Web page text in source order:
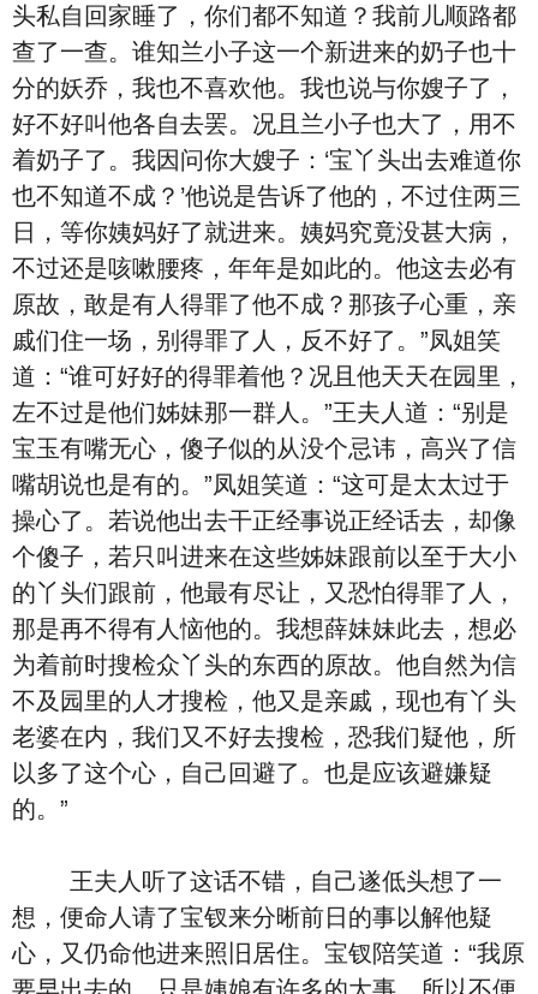
头私自回家睡了，你们都不知道？我前儿顺路都
查了一查。谁知兰小子这一个新进来的奶子也十
分的妖乔，我也不喜欢他。我也说与你嫂子了，
好不好叫他各自去罢。况且兰小子也大了，用不
着奶子了。我因问你大嫂子：‘宝丫头出去难道你
也不知道不成？’他说是告诉了他的，不过住两三
日，等你姨妈好了就进来。姨妈究竟没甚大病，
不过还是咳嗽腰疼，年年是如此的。他这去必有
原故，敢是有人得罪了他不成？那孩子心重，亲
戚们住一场，别得罪了人，反不好了。”凤姐笑
道：“谁可好好的得罪着他？况且他天天在园里，
左不过是他们姊妹那一群人。”王夫人道：“别是
宝玉有嘴无心，傻子似的从没个忌讳，高兴了信
嘴胡说也是有的。”凤姐笑道：“这可是太太过于
操心了。若说他出去干正经事说正经话去，却像
个傻子，若只叫进来在这些姊妹跟前以至于大小
的丫头们跟前，他最有尽让，又恐怕得罪了人，
那是再不得有人恼他的。我想薛妹妹此去，想必
为着前时搜检众丫头的东西的原故。他自然为信
不及园里的人才搜检，他又是亲戚，现也有丫头
老婆在内，我们又不好去搜检，恐我们疑他，所
以多了这个心，自己回避了。也是应该避嫌疑
的。”
王夫人听了这话不错，自己遂低头想了一
想，便命人请了宝钗来分晰前日的事以解他疑
心，又仍命他进来照旧居住。宝钗陪笑道：“我原